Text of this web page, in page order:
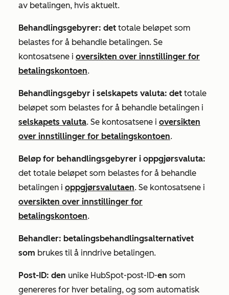
av betalingen, hvis aktuelt.
Behandlingsgebyrer: det totale beløpet som
belastes for å behandle betalingen. Se
kontosatsene i oversikten over innstillinger for
betalingskontoen.
Behandlingsgebyr i selskapets valuta: det totale
beløpet som belastes for å behandle betalingen i
selskapets valuta. Se kontosatsene i oversikten
over innstillinger for betalingskontoen.
Beløp for behandlingsgebyrer i oppgjørsvaluta:
det totale beløpet som belastes for å behandle
betalingen i oppgjørsvalutaen. Se kontosatsene i
oversikten over innstillinger for
betalingskontoen.
Behandler: betalingsbehandlingsalternativet
som brukes til å inndrive betalingen.
Post-ID: den unike HubSpot-post-ID-en som
genereres for hver betaling, og som automatisk